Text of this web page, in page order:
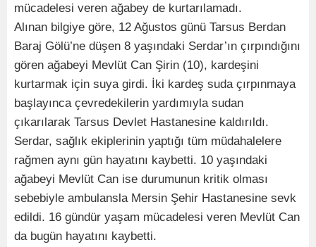
mücadelesi veren ağabey de kurtarılamadı.
Alınan bilgiye göre, 12 Ağustos günü Tarsus Berdan
Baraj Gölü’ne düşen 8 yaşındaki Serdar’ın çırpındığını
gören ağabeyi Mevlüt Can Şirin (10), kardeşini
kurtarmak için suya girdi. İki kardeş suda çırpınmaya
başlayınca çevredekilerin yardımıyla sudan
çıkarılarak Tarsus Devlet Hastanesine kaldırıldı.
Serdar, sağlık ekiplerinin yaptığı tüm müdahalelere
rağmen aynı gün hayatını kaybetti. 10 yaşındaki
ağabeyi Mevlüt Can ise durumunun kritik olması
sebebiyle ambulansla Mersin Şehir Hastanesine sevk
edildi. 16 gündür yaşam mücadelesi veren Mevlüt Can
da bugün hayatını kaybetti.